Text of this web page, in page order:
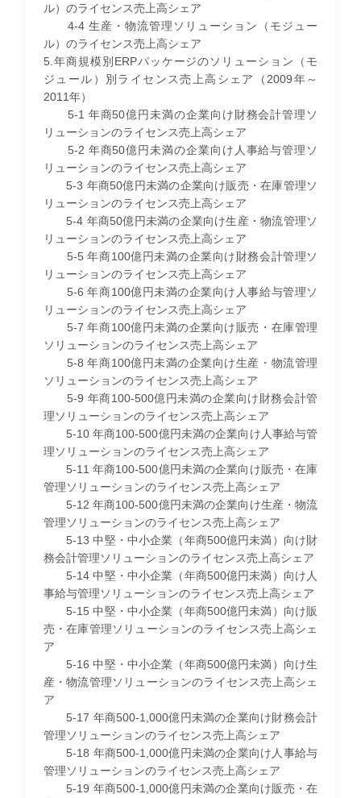
ル）のライセンス売上高シェア
4-4 生産・物流管理ソリューション（モジュー
ル）のライセンス売上高シェア
5.年商規模別ERPパッケージのソリューション（モ
ジュール）別ライセンス売上高シェア（2009年～
2011年）
5-1 年商50億円未満の企業向け財務会計管理ソ
リューションのライセンス売上高シェア
5-2 年商50億円未満の企業向け人事給与管理ソ
リューションのライセンス売上高シェア
5-3 年商50億円未満の企業向け販売・在庫管理ソ
リューションのライセンス売上高シェア
5-4 年商50億円未満の企業向け生産・物流管理ソ
リューションのライセンス売上高シェア
5-5 年商100億円未満の企業向け財務会計管理ソ
リューションのライセンス売上高シェア
5-6 年商100億円未満の企業向け人事給与管理ソ
リューションのライセンス売上高シェア
5-7 年商100億円未満の企業向け販売・在庫管理
ソリューションのライセンス売上高シェア
5-8 年商100億円未満の企業向け生産・物流管理
ソリューションのライセンス売上高シェア
5-9 年商100-500億円未満の企業向け財務会計管
理ソリューションのライセンス売上高シェア
5-10 年商100-500億円未満の企業向け人事給与管
理ソリューションのライセンス売上高シェア
5-11 年商100-500億円未満の企業向け販売・在庫
管理ソリューションのライセンス売上高シェア
5-12 年商100-500億円未満の企業向け生産・物流
管理ソリューションのライセンス売上高シェア
5-13 中堅・中小企業（年商500億円未満）向け財
務会計管理ソリューションのライセンス売上高シェア
5-14 中堅・中小企業（年商500億円未満）向け人
事給与管理ソリューションのライセンス売上高シェア
5-15 中堅・中小企業（年商500億円未満）向け販
売・在庫管理ソリューションのライセンス売上高シェ
ア
5-16 中堅・中小企業（年商500億円未満）向け生
産・物流管理ソリューションのライセンス売上高シェ
ア
5-17 年商500-1,000億円未満の企業向け財務会計
管理ソリューションのライセンス売上高シェア
5-18 年商500-1,000億円未満の企業向け人事給与
管理ソリューションのライセンス売上高シェア
5-19 年商500-1,000億円未満の企業向け販売・在